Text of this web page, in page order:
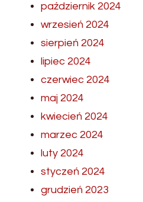
październik 2024
wrzesień 2024
sierpień 2024
lipiec 2024
czerwiec 2024
maj 2024
kwiecień 2024
marzec 2024
luty 2024
styczeń 2024
grudzień 2023